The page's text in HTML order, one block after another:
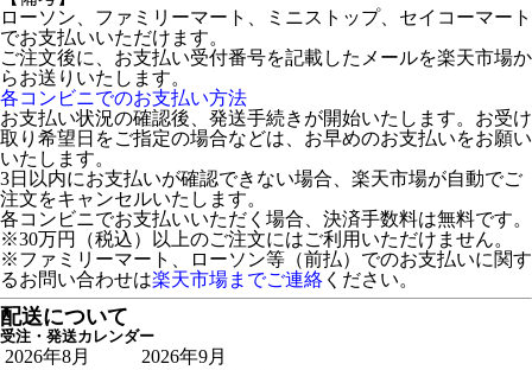
ローソン、ファミリーマート、ミニストップ、セイコーマート
でお支払いいただけます。
ご注文後に、お支払い受付番号を記載したメールを楽天市場か
らお送りいたします。
各コンビニでのお支払い方法
お支払い状況の確認後、発送手続きが開始いたします。お受け
取り希望日をご指定の場合などは、お早めのお支払いをお願い
いたします。
3日以内にお支払いが確認できない場合、楽天市場が自動でご
注文をキャンセルいたします。
各コンビニでお支払いいただく場合、決済手数料は無料です。
※30万円（税込）以上のご注文にはご利用いただけません。
※ファミリーマート、ローソン等（前払）でのお支払いに関す
るお問い合わせは楽天市場までご連絡 ください。
配送について
受注・発送カレンダー
2026年8月
2026年9月